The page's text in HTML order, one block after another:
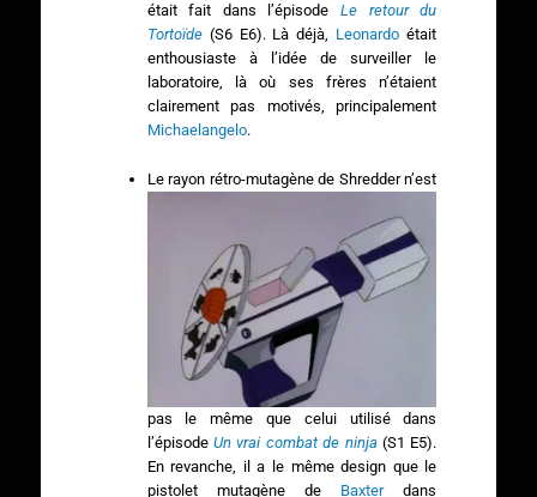
était fait dans l’épisodeLe retour du
Tortoïde(S6 E6). Là déjà, Leonardo était
enthousiaste à l’idée de surveiller le
laboratoire, là où ses frères n’étaient
clairement pas motivés, principalement
Michaelangelo.
Le rayon rétro-mutagène de Shredder n’est
pas le même que celui utilisé dans
l’épisode Un vrai combat de ninja (S1 E5).
En revanche, il a le même design que le
pistolet mutagène de Baxterdans